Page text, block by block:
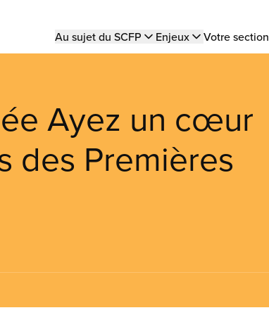
Main
Au sujet du SCFP Enjeux Votre
Ayez un cœur
des Premières